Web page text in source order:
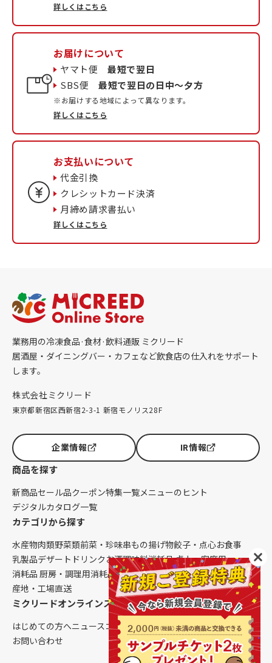
詳しくはこちら
お届けについて
ヤマト便最短で翌日
SBS便最短で翌日の日中〜夕方
※お届けする地域によって異なります。
詳しくはこちら
お支払いについて
代金引換
クレシットカード決済
月締め請求書払い
詳しくはこちら
業務用の冷凍食品·食材·飲料通販 ミクリード
居酒屋・ダイニングバー・カフェなど飲食店の仕入れをサポート
します。
株式会社ミクリード
東京都新宿区西新宿2-3-1 新宿モノリス28F
企業情報 IR情報
商品を探す
新商品セール品クーポン特集一覧メニューのヒント
デジタルカタログ一覧
カテゴリから探す
水産物肉類野菜類前菜・珍味串もの揚げ物餃子・点心お食事
乳製品デザート ドリンク お酒調味料消耗品 卓上・客席用
消耗品 厨房・調理用消耗品 クレンリネス生鮮品（配送便限定）
産地・工場直送
ミクリードオンラインストアについて
はじめての方へニュースコラムご利用ガイド会社概要
お問い合わせ